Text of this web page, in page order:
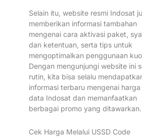
Selain itu, website resmi Indosat
memberikan informasi tambahan
mengenai cara aktivasi paket,
dan ketentuan, serta tips untuk
mengoptimalkan penggunaan
Dengan mengunjungi website ini
rutin, kita bisa selalu
informasi terbaru mengenai
data Indosat dan memanfaatkan
berbagai promo yang ditawarkan.
Cek Harga Melalui USSD Code